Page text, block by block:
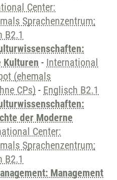
Center:
Sprachenzentrum;
B2.1
Kulturen - International
(ehemals
CPs) - Englisch B2.1
der Moderne
Center:
Sprachenzentrum;
B2.1
Management